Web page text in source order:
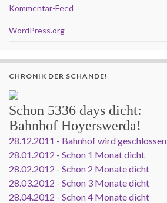
Kommentar-Feed
WordPress.org
CHRONIK DER SCHANDE!
Schon 5336 days dicht:
Bahnhof Hoyerswerda!
28.12.2011 - Bahnhof wird geschlossen
28.01.2012 - Schon 1 Monat dicht
28.02.2012 - Schon 2 Monate dicht
28.03.2012 - Schon 3 Monate dicht
28.04.2012 - Schon 4 Monate dicht